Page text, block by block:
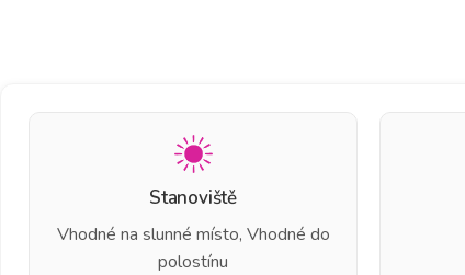
Stanoviště
Vhodné na slunné místo, Vhodné do
polostínu